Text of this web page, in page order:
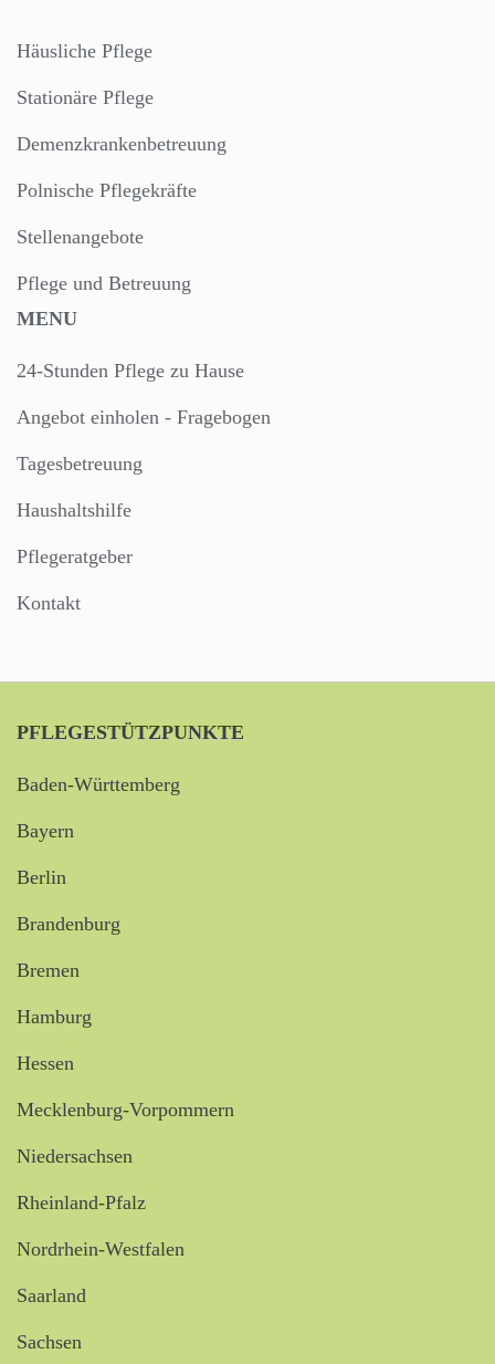
Häusliche Pflege
Stationäre Pflege
Demenzkrankenbetreuung
Polnische Pflegekräfte
Stellenangebote
Pflege und Betreuung
MENU
24-Stunden Pflege zu Hause
Angebot einholen - Fragebogen
Tagesbetreuung
Haushaltshilfe
Pflegeratgeber
Kontakt
PFLEGESTÜTZPUNKTE
Baden-Württemberg
Bayern
Berlin
Brandenburg
Bremen
Hamburg
Hessen
Mecklenburg-Vorpommern
Niedersachsen
Rheinland-Pfalz
Nordrhein-Westfalen
Saarland
Sachsen